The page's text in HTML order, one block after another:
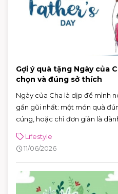
Gợi ý quà tặng Ngày của
chọn và đúng sở thích
Ngày của Cha là dịp để mình
gần gũi nhất: một món quà
cúng, hoặc chỉ đơn giản là
thứ ba của tháng 6) — rất tiện
sắm và ăn uống trong một buổi.
Lifestyle
11/06/2026